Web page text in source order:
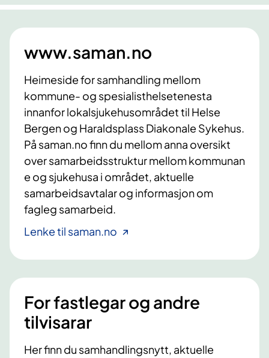
www.saman.no
Heimeside for samhandling mellom
kommune- og spesialisthelsetenesta
innanfor lokalsjukehusområdet til Helse
Bergen og Haraldsplass Diakonale Sykehus.
​På saman.no finn du mellom anna oversikt
over samarbeidsstruktur mellom kommunan​
e og sjukehusa i området, aktuelle
samarbeidsavtalar og informasjon om
fagleg samarbeid.
Lenke til saman.no
For fastlegar og andre
tilvisarar
Her finn du samhandlingsnytt, aktuelle